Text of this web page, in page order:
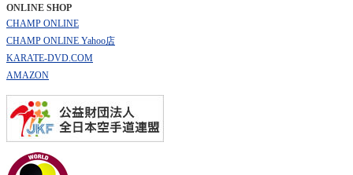
ONLINE SHOP
CHAMP ONLINE
CHAMP ONLINE Yahoo店
KARATE-DVD.COM
AMAZON